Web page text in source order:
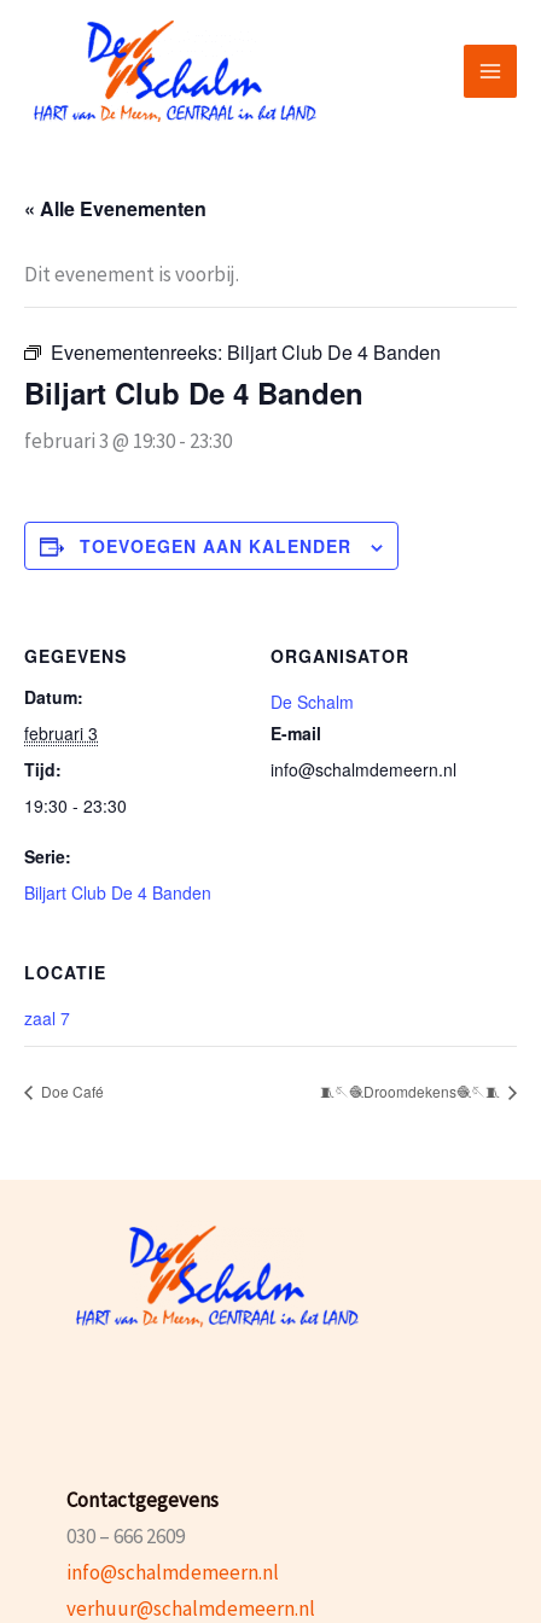
inhoud
« Alle Evenementen
Dit evenement is voorbij.
Evenementenreeks: Biljart Club De 4 Banden
Biljart Club De 4 Banden
februari 3 @ 19:30- 23:30
TOEVOEGEN AAN KALENDER
GEGEVENS
Datum:
februari 3
Tijd:
19:30 - 23:30
Serie:
Biljart Club De 4 Banden
ORGANISATOR
De Schalm
E-mail
info@schalmdemeern.nl
LOCATIE
zaal 7
Doe Café 🧵🪡🧶Droomdekens🧶🪡🧵
Contactgegevens
030 – 666 2609
info@schalmdemeern.nl
verhuur@schalmdemeern.nl